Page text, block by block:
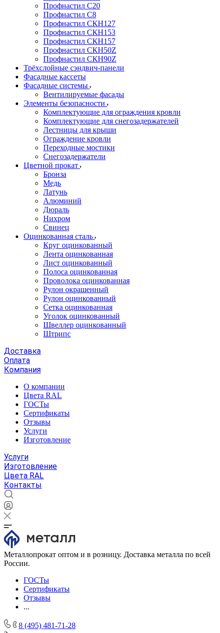
Профнастил С20
Профнастил С8
Профнастил СКН127
Профнастил СКН153
Профнастил СКН157
Профнастил СКН50Z
Профнастил СКН90Z
Трёхслойные сэндвич-панели
Фасадные кассеты
Фасадные системы
Вентилируемые фасады
Элементы безопасности
Комплектующие для ограждения кровли
Комплектующие для снегозадержателей
Лестницы для крыши
Ограждение кровли
Переходные мостики
Снегозадержатели
Цветной прокат
Бронза
Медь
Латунь
Алюминий
Дюраль
Нихром
Свинец
Оцинкованная сталь
Круг оцинкованный
Лента оцинкованная
Лист оцинкованный
Полоса оцинкованная
Проволока оцинкованная
Рулон окрашенный
Рулон оцинкованный
Сетка оцинкованная
Уголок оцинкованный
Швеллер оцинкованный
Штрипс
Доставка
Оплата
Компания
О компании
Цвета RAL
ГОСТы
Сертификаты
Отзывы
Услуги
Изготовление
Услуги
Изготовление
Цвета RAL
Контакты
Металлопрокат оптом и в розницу. Доставка металла по всей
России.
ГОСТы
Сертификаты
Отзывы
...
8 (495) 481-71-28